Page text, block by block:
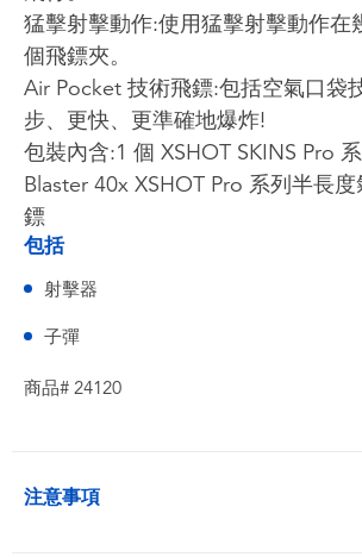
猛擊射擊動作:使用猛擊射擊動作在
個飛鏢夾。
Air Pocket 技術飛鏢:包括空氣口袋
步、更快、更準確地爆炸!
包裝內含:1 個 XSHOT SKINS Pro
Blaster 40x XSHOT Pro 系列半長
鏢
包括
射擊器
子彈
商品# 24120
注意事項